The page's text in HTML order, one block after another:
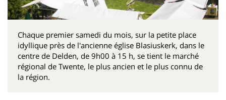
Chaque premier samedi du mois, sur la petite place
idyllique près de l'ancienne église Blasiuskerk, dans le
centre de Delden, de 9h00 à 15 h, se tient le marché
régional de Twente, le plus ancien et le plus connu de
la région.